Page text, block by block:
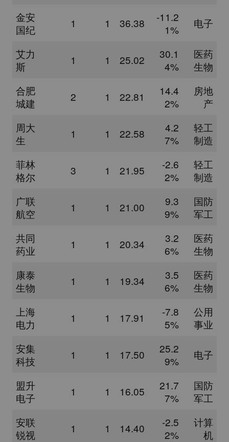
金安
国纪
1 1 36.38
-11.2
1%
电子
艾力
斯
1 1 25.02
30.1
4%
医药
生物
合肥
城建
2 1 22.81
14.4
2%
房地
产
周大
生
1 1 22.58
4.2
7%
轻工
制造
菲林
格尔
3 1 21.95
-2.6
2%
轻工
制造
广联
航空
1 1 21.00
9.3
9%
国防
军工
共同
药业
1 1 20.34
3.2
6%
医药
生物
康泰
生物
1 1 19.34
3.5
6%
医药
生物
上海
电力
1 1 17.91
-7.8
5%
公用
事业
安集
科技
1 1 17.50
25.2
9%
电子
盟升
电子
1 1 16.05
21.7
7%
国防
军工
安联
锐视
1 1 14.40
-2.5
2%
计算
机